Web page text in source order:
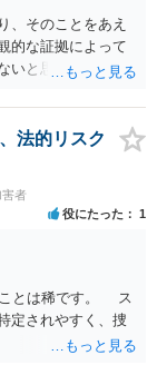
、そのことをあえ
的な証拠によって
いと思われます。
法的リスク
者
役にたった 1
ことは稀です。 ス
定されやすく、捜